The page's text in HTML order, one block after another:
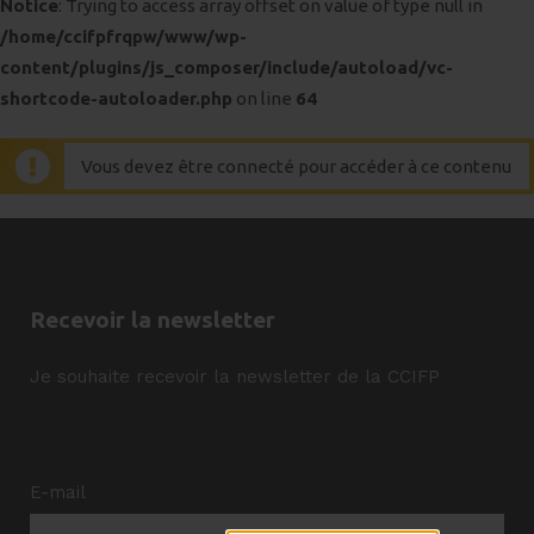
Notice: Trying to access array offset on value of type null in
/home/ccifpfrqpw/www/wp-
content/plugins/js_composer/include/autoload/vc-
shortcode-autoloader.php on line 64
Vous devez être connecté pour accéder à ce contenu
Recevoir la newsletter
Je souhaite recevoir la newsletter de la CCIFP
E-mail